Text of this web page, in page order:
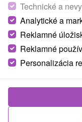
Pobyt RELAX:
obnovenie
Nimnica
Pobyt v kúpeľoch
Technické a
Analytické a
Reklamné
Reklamné
Personalizácia